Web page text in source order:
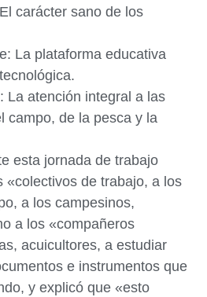
carácter sano de los
La plataforma educativa
La atención integral a las
campo, de la pesca y la
esta jornada de trabajo
«colectivos de trabajo, a los
a los campesinos,
a los «compañeros
acuicultores, a estudiar
e instrumentos que
y explicó que «esto